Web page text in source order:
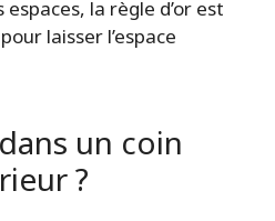
la règle d’or est
laisser l’espace
un coin
?